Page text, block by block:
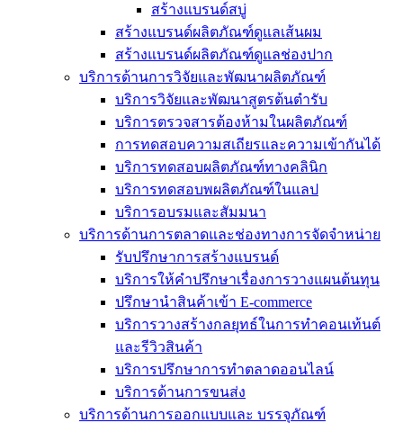
สร้างแบรนด์สบู่
สร้างแบรนด์ผลิตภัณฑ์ดูแลเส้นผม
สร้างแบรนด์ผลิตภัณฑ์ดูแลช่องปาก
บริการด้านการวิจัยและพัฒนาผลิตภัณฑ์
บริการวิจัยและพัฒนาสูตรต้นตำรับ
บริการตรวจสารต้องห้ามในผลิตภัณฑ์
การทดสอบความสเถียรและความเข้ากันได้
บริการทดสอบผลิตภัณฑ์ทางคลินิก
บริการทดสอบพผลิตภัณฑ์ในแลป
บริการอบรมและสัมมนา
บริการด้านการตลาดและช่องทางการจัดจำหน่าย
รับปรึกษาการสร้างแบรนด์
บริการให้คำปรึกษาเรื่องการวางแผนต้นทุน
ปรึกษานำสินค้าเข้า E-commerce
บริการวางสร้างกลยุทธ์ในการทำคอนเท้นต์
และรีวิวสินค้า
บริการปรึกษาการทำตลาดออนไลน์
บริการด้านการขนส่ง
บริการด้านการออกแบบและ บรรจุภัณฑ์